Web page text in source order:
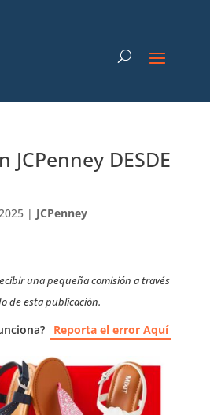
JCPenney DESDE
| JCPenney
una pequeña comisión a través
de esta publicación.
Reporta el error Aquí